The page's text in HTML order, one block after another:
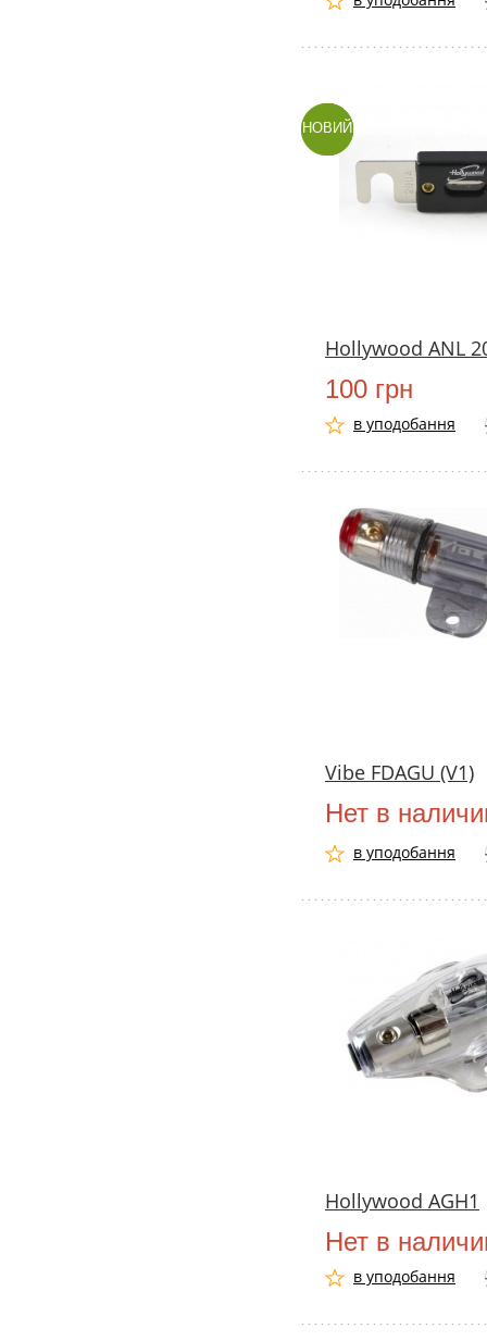
НОВИЙ
Hollywood ANL
100 грн
в уподобання
Vibe FDAGU (V1)
Нет в
в уподобання
Hollywood AGH1
Нет в
в уподобання